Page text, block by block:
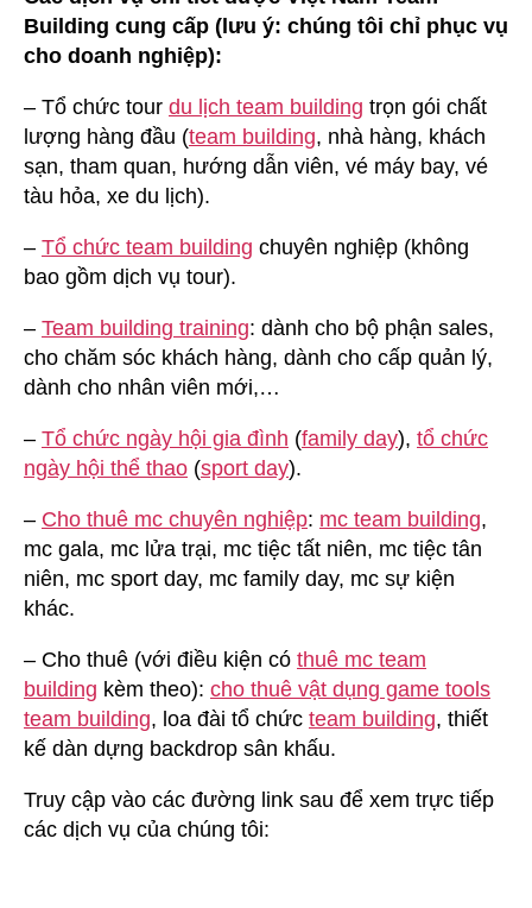
Building cung cấp (lưu ý: chúng tôi chỉ phục vụ
cho doanh nghiệp):
– Tổ chức tour du lịch team building trọn gói chất
lượng hàng đầu (team building, nhà hàng, khách
sạn, tham quan, hướng dẫn viên, vé máy bay, vé
tàu hỏa, xe du lịch).
– Tổ chức team building chuyên nghiệp (không
bao gồm dịch vụ tour).
– Team building training: dành cho bộ phận sales,
cho chăm sóc khách hàng, dành cho cấp quản lý,
dành cho nhân viên mới,…
– Tổ chức ngày hội gia đình (family day), tổ chức
ngày hội thể thao (sport day).
– Cho thuê mc chuyên nghiệp: mc team building,
mc gala, mc lửa trại, mc tiệc tất niên, mc tiệc tân
niên, mc sport day, mc family day, mc sự kiện
khác.
– Cho thuê (với điều kiện có thuê mc team
building kèm theo): cho thuê vật dụng game tools
team building, loa đài tổ chức team building, thiết
kế dàn dựng backdrop sân khấu.
Truy cập vào các đường link sau để xem trực tiếp
các dịch vụ của chúng tôi: